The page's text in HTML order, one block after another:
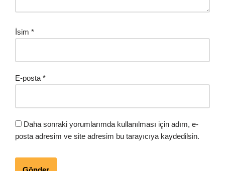
İsim *
E-posta*
Daha sonraki yorumlarımda kullanılması için adım, e-
posta adresim ve site adresim bu tarayıcıya kaydedilsin.